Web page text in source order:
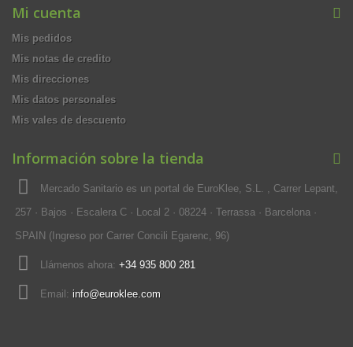
Mi cuenta
Mis pedidos
Mis notas de credito
Mis direcciones
Mis datos personales
Mis vales de descuento
Información sobre la tienda
Mercado Sanitario es un portal de EuroKlee, S.L. , Carrer Lepant,
257 · Bajos · Escalera C · Local 2 · 08224 · Terrassa · Barcelona ·
SPAIN (Ingreso por Carrer Concili Egarenc, 96)
Llámenos ahora: +34 935 800 281
Email: info@euroklee.com